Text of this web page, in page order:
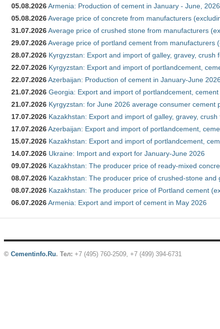
05.08.2026Armenia: Production of cement in January - June, 2026
05.08.2026Average price of concrete from manufacturers
31.07.2026Average price of crushed stone from manufacturers
29.07.2026Average price of portland cement from manufacturers
28.07.2026 Kyrgyzstan: Export and import of galley, gravey,
22.07.2026 Kyrgyzstan: Export and import of portlandcement,
22.07.2026Azerbaijan: Production of cement in January-June
21.07.2026 Georgia: Export and import of portlandcement,
21.07.2026 Kyrgyzstan: for June 2026 average consumer cement
17.07.2026 Kazakhstan: Export and import of galley, gravey,
17.07.2026Azerbaijan: Export and import of portlandcement,
15.07.2026 Kazakhstan: Export and import of portlandcement,
14.07.2026 Ukraine: Import and export for January-June 2026
09.07.2026 Kazakhstan: The producer price of ready-mixed
08.07.2026 Kazakhstan: The producer price of crushed-stone and
08.07.2026 Kazakhstan: The producer price of Portland cement
06.07.2026Armenia: Export and import of cement in May 2026
© Cementinfo.Ru. Тел: +7 (495) 760-2509, +7 (499) 394-6731